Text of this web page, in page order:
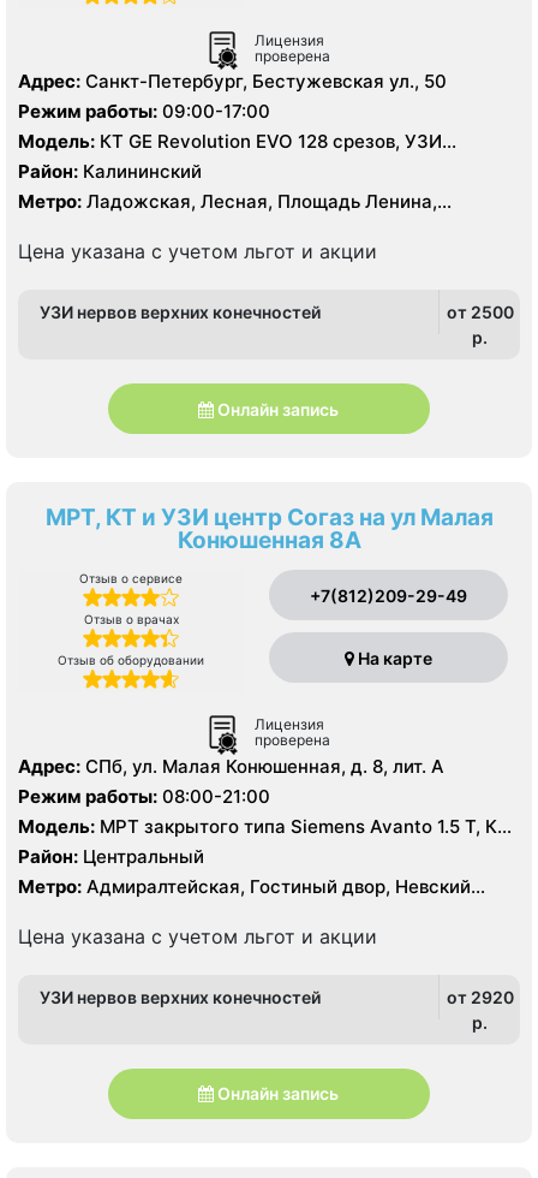
Лицензия
проверена
Адрес: Санкт-Петербург, Бестужевская ул., 50
Режим работы: 09:00-17:00
Модель: КТ GE Revolution EVO 128 срезов, УЗИ
экспертного класса
Район: Калининский
Метро: Ладожская, Лесная, Площадь Ленина,
Цена указана с учетом льгот и акции
УЗИ нервов верхних конечностей
от 2500
p.
Онлайн запись
МРТ, КТ и УЗИ центр Согаз на ул Малая
Конюшенная 8А
Отзыв о сервисе
Отзыв о врачах
Отзыв об оборудовании
+7(812)209-29-49
На карте
Лицензия
проверена
Адрес: СПб, ул. Малая Конюшенная, д. 8, лит. А
Режим работы: 08:00-21:00
Модель: МРТ закрытого типа Siemens Avanto 1.5 Т, КТ
Philips Ingenuity Elite 128 срезов, УЗИ
Район: Центральный
Метро: Адмиралтейская, Гостиный двор, Невский
Цена указана с учетом льгот и акции
УЗИ нервов верхних конечностей
от 2920
p.
Онлайн запись